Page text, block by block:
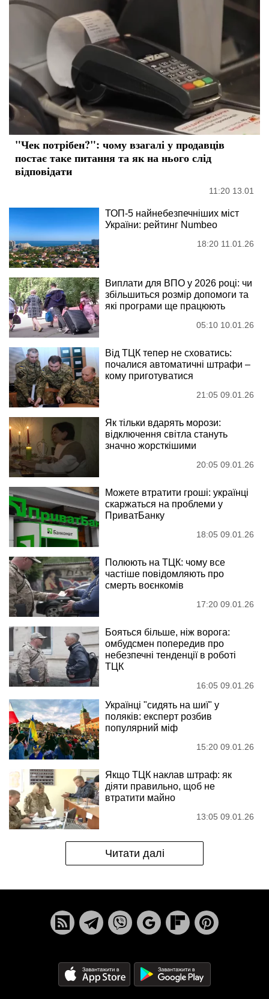
"Чек потрібен?": чому взагалі у продавців
постає таке питання та як на нього слід
відповідати
11:20 13.01
ТОП-5 найнебезпечніших міст
України: рейтинг Numbeo
18:20 11.01.26
Виплати для ВПО у 2026 році: чи
збільшиться розмір допомоги та
які програми ще працюють
05:10 10.01.26
Від ТЦК тепер не сховатись:
почалися автоматичні штрафи –
кому приготуватися
21:05 09.01.26
Як тільки вдарять морози:
відключення світла стануть
значно жорсткішими
20:05 09.01.26
Можете втратити гроші: українці
скаржаться на проблеми у
ПриватБанку
18:05 09.01.26
Полюють на ТЦК: чому все
частіше повідомляють про
смерть воєнкомів
17:20 09.01.26
Бояться більше, ніж ворога:
омбудсмен попередив про
небезпечні тенденції в роботі
ТЦК
16:05 09.01.26
Українці "сидять на шиї" у
поляків: експерт розбив
популярний міф
15:20 09.01.26
Якщо ТЦК наклав штраф: як
діяти правильно, щоб не
втратити майно
13:05 09.01.26
Читати далі